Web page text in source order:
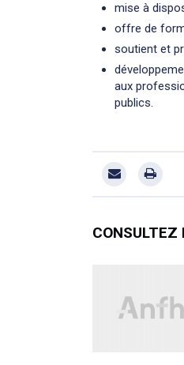
mise à
offre de
soutient et
aux
publics.
CONSULTEZ